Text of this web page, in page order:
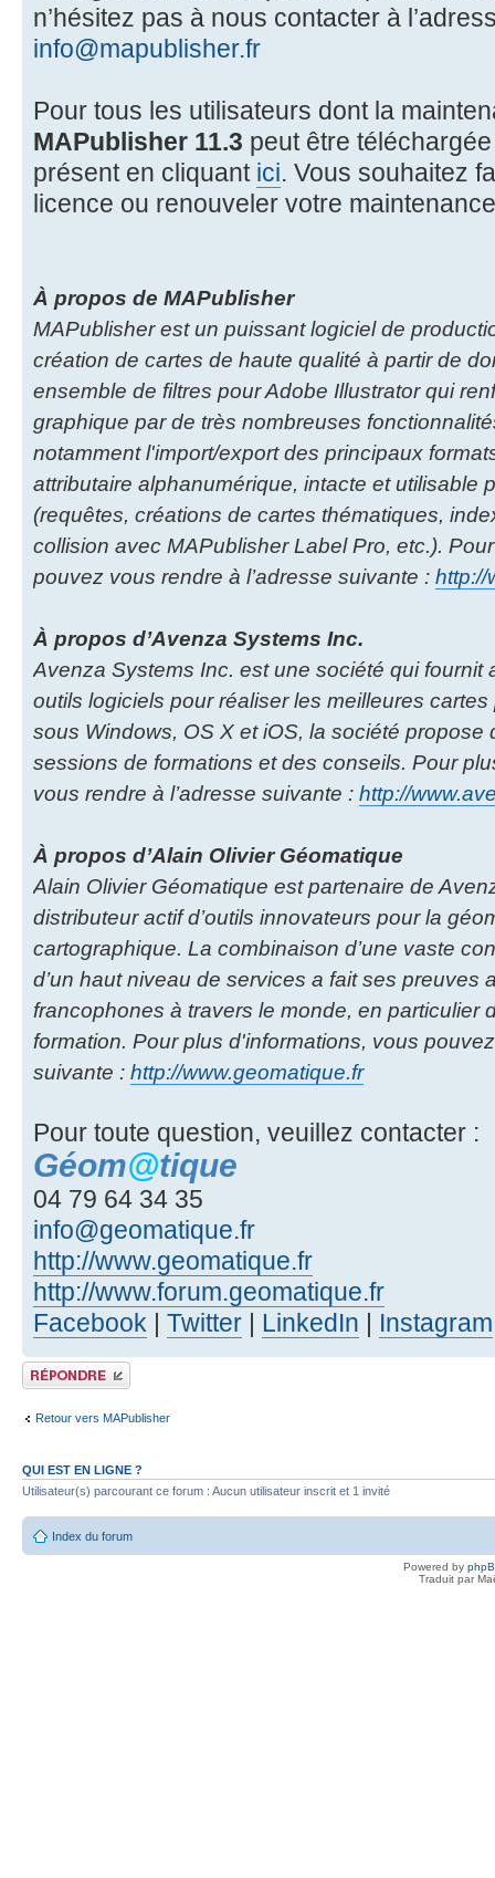
n’hésitez pas à nous contacter à
info@mapublisher.fr
Pour tous les utilisateurs dont la
MAPublisher 11.3 peut être
présent en cliquant ici. Vous souhaitez
licence ou renouveler votre
À propos de MAPublisher
MAPublisher est un puissant logiciel de
création de cartes de haute qualité à partir de
ensemble de filtres pour Adobe Illustrator qui
graphique par de très nombreuses
notamment l'import/export des principaux
attributaire alphanumérique, intacte et utilisable
(requêtes, créations de cartes thématiques,
collision avec MAPublisher Label Pro, etc.).
pouvez vous rendre à l’adresse suivante : http://
À propos d’Avenza Systems Inc.
Avenza Systems Inc. est une société qui
outils logiciels pour réaliser les meilleures
sous Windows, OS X et iOS, la société
sessions de formations et des conseils. Pour
vous rendre à l’adresse suivante : http://
À propos d’Alain Olivier Géomatique
Alain Olivier Géomatique est partenaire de
distributeur actif d’outils innovateurs pour la
cartographique. La combinaison d’une vaste
d’un haut niveau de services a fait ses preuves
francophones à travers le monde, en particulier
formation. Pour plus d'informations, vous
suivante : http://www.geomatique.fr
Pour toute question, veuillez contacter :
Géom@tique
04 79 64 34 35
info@geomatique.fr
http://www.geomatique.fr
http://www.forum.geomatique.fr
Facebook | Twitter | LinkedIn | Instagram
Publier une réponse
Retour vers MAPublisher
QUI EST EN LIGNE ?
Utilisateur(s) parcourant ce forum : Aucun utilisateur inscrit et 1 invité
Index du forum
Powered by
Traduit par